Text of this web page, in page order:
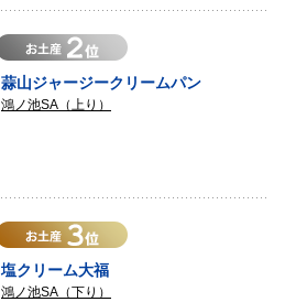
蒜山ジャージークリームパン
鴻ノ池SA（上り）
塩クリーム大福
鴻ノ池SA（下り）